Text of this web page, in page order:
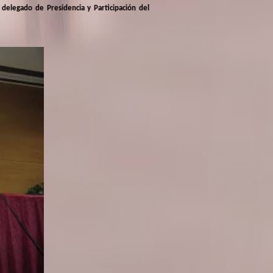
de Presidencia y Participación del